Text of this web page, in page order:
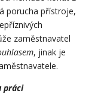
porucha přístroje,
zaměstnavatel
, jinak je
práci